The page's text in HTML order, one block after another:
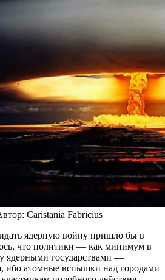
Caristania Fabricius
ядерную войну пришло бы в
что политики — как минимум в
ядерными государствами —
ибо атомные вспышки над городами